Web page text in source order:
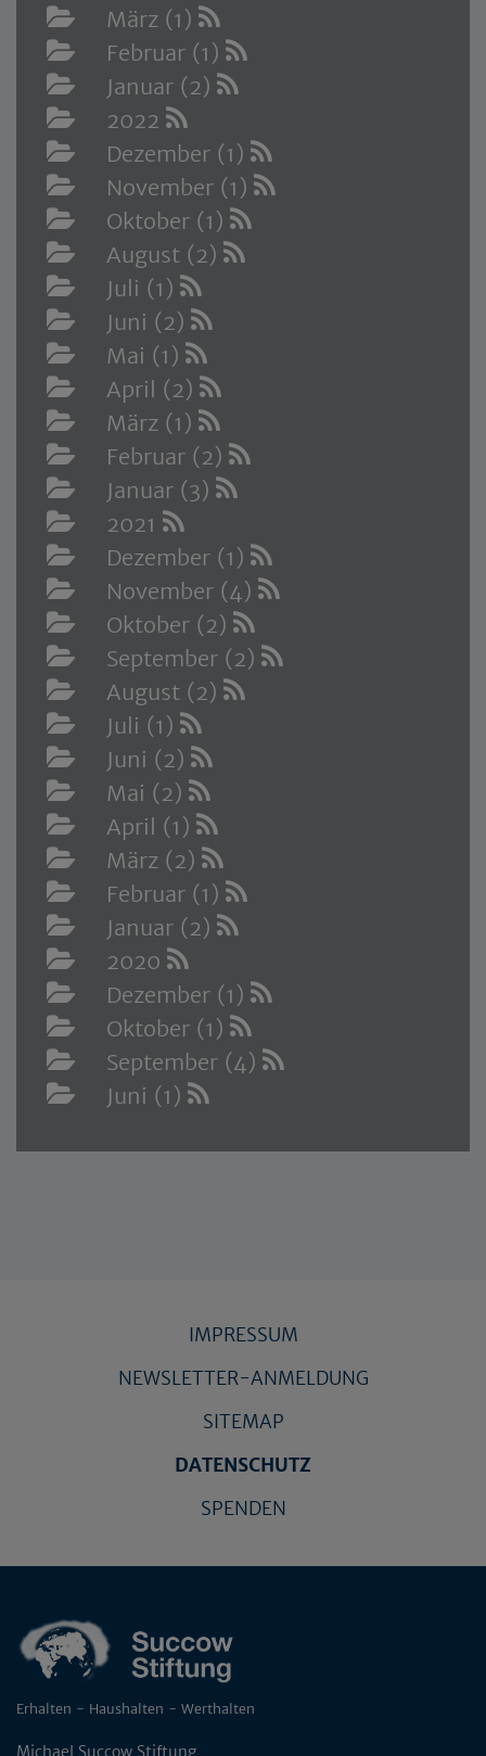
März (1)
Februar (1)
Januar (2)
2022
Dezember (1)
November (1)
Oktober (1)
August (2)
Juli (1)
Juni (2)
Mai (1)
April (2)
März (1)
Februar (2)
Januar (3)
2021
Dezember (1)
November (4)
Oktober (2)
September (2)
August (2)
Juli (1)
Juni (2)
Mai (2)
April (1)
März (2)
Februar (1)
Januar (2)
2020
Dezember (1)
Oktober (1)
September (4)
Juni (1)
IMPRESSUM
NEWSLETTER-ANMELDUNG
SITEMAP
DATENSCHUTZ
SPENDEN
Erhalten - Haushalten - Werthalten
Michael Succow Stiftung